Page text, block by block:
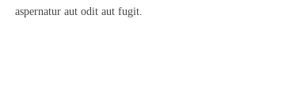
aspernatur aut odit aut fugit.